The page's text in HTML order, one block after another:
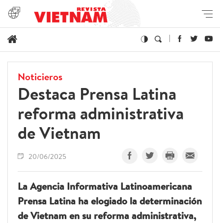
Noticieros
Destaca Prensa Latina
reforma administrativa
de Vietnam
20/06/2025
La Agencia Informativa Latinoamericana
Prensa Latina ha elogiado la determinación
de Vietnam en su reforma administrativa,